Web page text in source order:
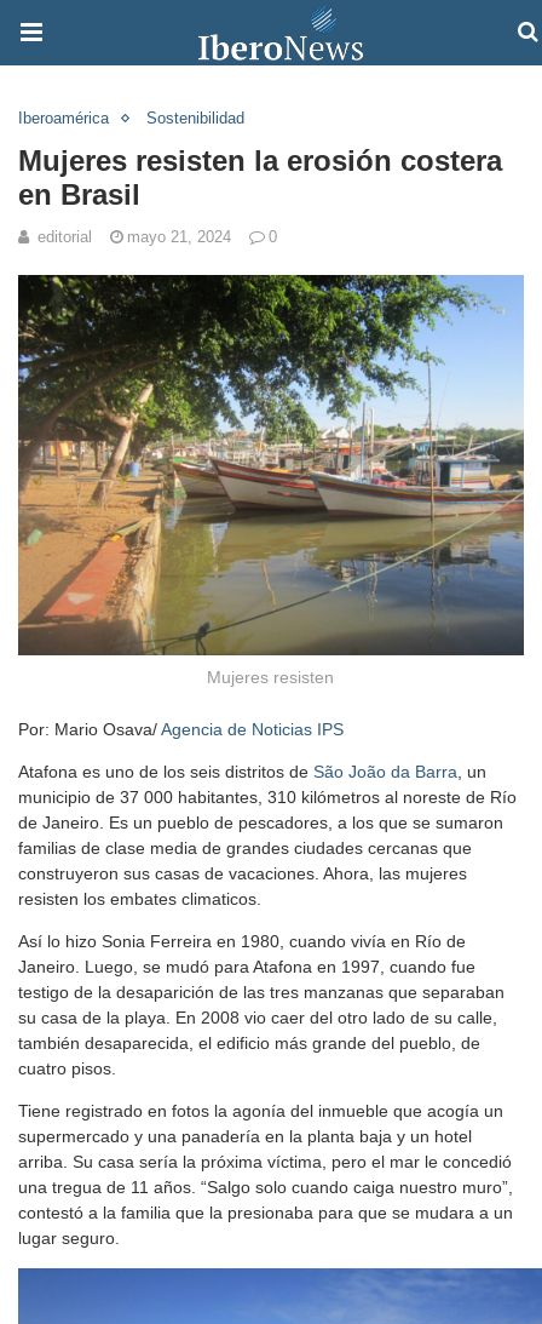
Iberoamérica Sostenibilidad
Mujeres resisten la erosión costera
en Brasil
editorial mayo 21, 2024 0
Mujeres resisten
Por: Mario Osava/Agencia de Noticias IPS
Atafona es uno de los seis distritos de São João da Barra, un
municipio de 37 000 habitantes, 310 kilómetros al noreste de Río
de Janeiro. Es un pueblo de pescadores, a los que se sumaron
familias de clase media de grandes ciudades cercanas que
construyeron sus casas de vacaciones. Ahora, las mujeres
resisten los embates climaticos.
Así lo hizo Sonia Ferreira en 1980, cuando vivía en Río de
Janeiro. Luego, se mudó para Atafona en 1997, cuando fue
testigo de la desaparición de las tres manzanas que separaban
su casa de la playa. En 2008 vio caer del otro lado de su calle,
también desaparecida, el edificio más grande del pueblo, de
cuatro pisos.
Tiene registrado en fotos la agonía del inmueble que acogía un
supermercado y una panadería en la planta baja y un hotel
arriba. Su casa sería la próxima víctima, pero el mar le concedió
una tregua de 11 años. “Salgo solo cuando caiga nuestro muro”,
contestó a la familia que la presionaba para que se mudara a un
lugar seguro.